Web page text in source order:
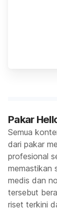
Pakar
Semua
dari pakar
profesional
memastikan
medis dan
tersebut
riset terkini